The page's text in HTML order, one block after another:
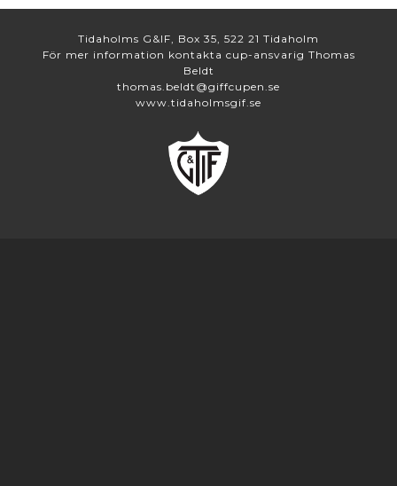
Tidaholms G&IF, Box 35, 522 21 Tidaholm
För mer information kontakta cup-ansvarig Thomas
Beldt
thomas.beldt@giffcupen.se
www.tidaholmsgif.se